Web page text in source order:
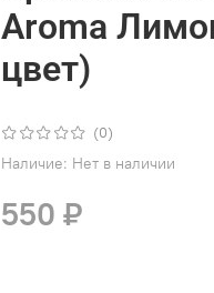
(0)
Наличие: Нет в наличии
Aroma
цвет)
550 ₽